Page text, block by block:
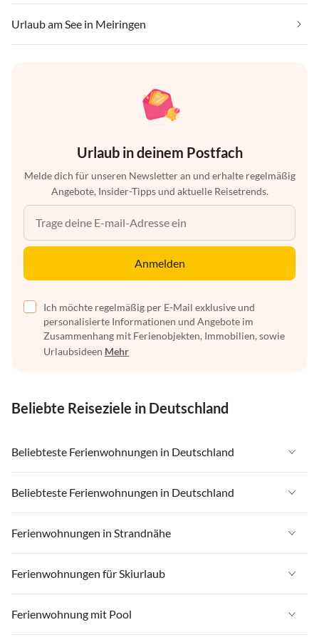
Urlaub am See in Meiringen
Urlaub in deinem Postfach
Melde dich für unseren Newsletter an und erhalte regelmäßig
Angebote, Insider-Tipps und aktuelle Reisetrends.
Anmelden
Ich möchte regelmäßig per E-Mail exklusive und
personalisierte Informationen und Angebote im
Zusammenhang mit Ferienobjekten, Immobilien, sowie
Urlaubsideen Mehr
Beliebte Reiseziele in Deutschland
Beliebteste Ferienwohnungen in Deutschland
Ferienwohnungen in Deutschland
Ferienwohnungen in Ostsee
Ferienwohnungen in Nordsee
Ferienwohnungen in Mecklenburg-Vorpommern
Ferienwohnungen in Niedersachsen
Beliebteste Ferienwohnungen in Deutschland
Ferienwohnungen in Deutschland
Ferienwohnungen in Ostsee
Ferienwohnungen in Nordsee
Ferienwohnungen in Mecklenburg-Vorpommern
Ferienwohnungen in Strandnähe
Ferienwohnungen in Strandnähe in Deutschland
Ferienwohnungen in Strandnähe in Ostsee
Ferienwohnungen in Strandnähe in Nordsee
Ferienwohnungen für Skiurlaub
Ferienwohnungen für Skiurlaub in Deutschland
Ferienwohnungen für Skiurlaub in Bayern
Ferienwohnung mit Pool